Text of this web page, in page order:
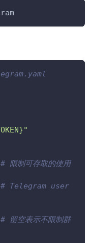
# 限制可存取的使用
# Telegram user
# 留空表示不限制群